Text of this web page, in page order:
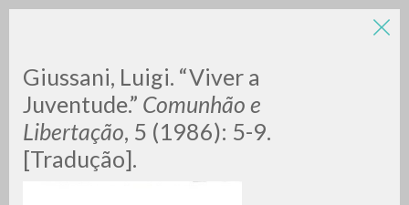
Giussani, Luigi. “Viver a
Juventude.” Comunhão e
Libertação, 5 (1986): 5-9.
[Tradução].
LUIGI
GIUSSANI